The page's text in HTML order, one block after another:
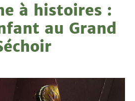
à histoires :
au Grand